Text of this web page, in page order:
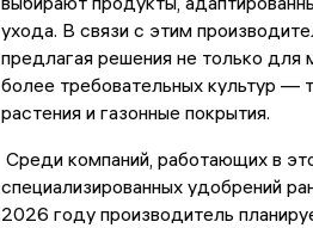
ухода. В связи с этим
предлагая решения не только для
более требовательных культур —
растения и газонные покрытия.
Среди компаний, работающих в
специализированных удобрений
2026 году производитель